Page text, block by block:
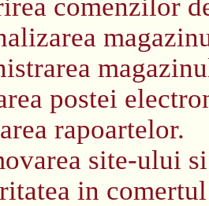
comenzilor
postei
rapoartelor.
site-ului
in